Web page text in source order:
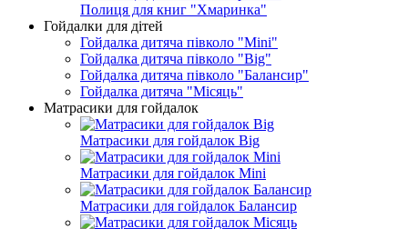
Полиця для книг "Хмаринка"
Гойдалки для дітей
Гойдалка дитяча півколо "Mini"
Гойдалка дитяча півколо "Big"
Гойдалка дитяча півколо "Балансир"
Гойдалка дитяча "Місяць"
Матрасики для гойдалок
Матрасики для гойдалок Big
Матрасики для гойдалок Mini
Матрасики для гойдалок Балансир